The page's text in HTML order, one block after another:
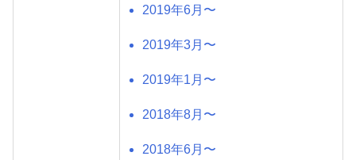
2019年6月〜
2019年3月〜
2019年1月〜
2018年8月〜
2018年6月〜